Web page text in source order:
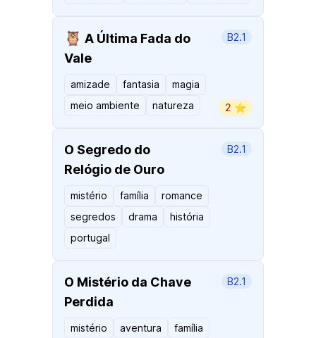
🦉 A Última Fada do
Vale
B2.1
amizade fantasia
magia
meio ambiente
natureza 2 ⭐️
O Segredo do
Relógio de Ouro
B2.1
mistério família
romance
segredos
drama
história
portugal
O Mistério da Chave
Perdida
B2.1
mistério aventura
família